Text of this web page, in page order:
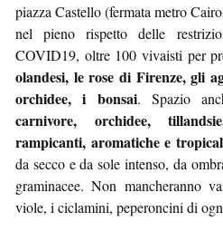
piazza Castello (fermata metro
nel pieno rispetto delle
COVID19, oltre 100 vivaisti per
olandesi, le rose di Firenze, gli
orchidee, i bonsai. Spazio
carnivore, orchidee,
rampicanti, aromatiche e
da secco e da sole intenso, da
graminacee. Non mancheranno
viole, i ciclamini, peperoncini di